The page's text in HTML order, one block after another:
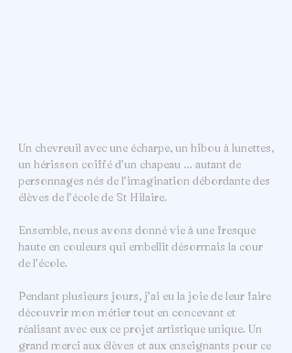
Un chevreuil avec une écharpe, un hibou à lunettes,
un hérisson coiffé d’un chapeau … autant de
personnages nés de l’imagination débordante des
élèves de l’école de St Hilaire.
Ensemble, nous avons donné vie à une fresque
haute en couleurs qui embellit désormais la cour
de l’école.
Pendant plusieurs jours, j’ai eu la joie de leur faire
découvrir mon métier tout en concevant et
réalisant avec eux ce projet artistique unique. Un
grand merci aux élèves et aux enseignants pour ce